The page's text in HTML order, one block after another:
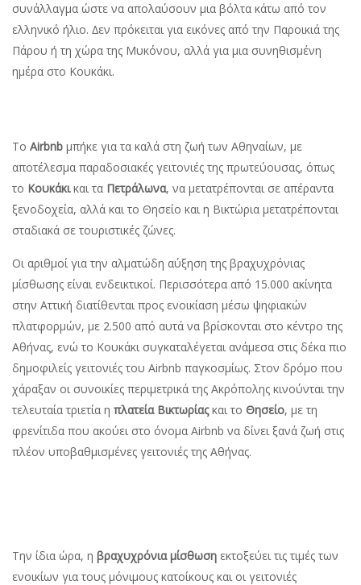
συνάλλαγµα ώστε να απολαύσουν µια βόλτα κάτω από τον
ελληνικό ήλιο. ∆εν πρόκειται για εικόνες από την Παροικιά της
Πάρου ή τη χώρα της Μυκόνου, αλλά για µια συνηθισµένη
ηµέρα στο Κουκάκι.
Το Airbnb µπήκε για τα καλά στη ζωή των Αθηναίων, µε
αποτέλεσµα παραδοσιακές γειτονιές της πρωτεύουσας, όπως
το Κουκάκικαι τα Πετράλωνα, να µετατρέπονται σε απέραντα
ξενοδοχεία, αλλά και το Θησείο και η Βικτώρια µετατρέπονται
σταδιακά σε τουριστικές ζώνες.
Οι αριθµοί για την αλµατώδη αύξηση της βραχυχρόνιας
µίσθωσης είναι ενδεικτικοί. Περισσότερα από 15.000 ακίνητα
στην Αττική διατίθενται προς ενοικίαση µέσω ψηφιακών
πλατφορµών, µε 2.500 από αυτά να βρίσκονται στο κέντρο της
Αθήνας, ενώ το Κουκάκι συγκαταλέγεται ανάµεσα στις δέκα πιο
δηµοφιλείς γειτονιές του Airbnb παγκοσµίως. Στον δρόµο που
χάραξαν οι συνοικίες περιµετρικά της Ακρόπολης κινούνται την
τελευταία τριετία η πλατεία Βικτωρίαςκαι το Θησείο, µε τη
φρενίτιδα που ακούει στο όνοµα Airbnb να δίνει ξανά ζωή στις
πλέον υποβαθµισµένες γειτονιές της Αθήνας.
Την ίδια ώρα, η βραχυχρόνια µίσθωση εκτοξεύει τις τιµές των
ενοικίων για τους µόνιµους κατοίκους και οι γειτονιές